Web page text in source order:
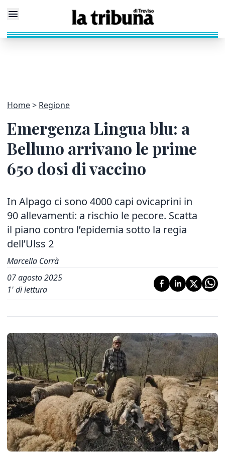
Home Regione
Emergenza Lingua blu: a
Belluno arrivano le prime
650 dosi di vaccino
In Alpago ci sono 4000 capi ovicaprini in
90 allevamenti: a rischio le pecore. Scatta
il piano contro l’epidemia sotto la regia
dell’Ulss 2
Marcella Corrà
07 agosto 2025
1' di lettura